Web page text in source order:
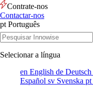
Contrate-nos
Contactar-nos
pt Português
Selecionar a língua
en English de Deutsch
Español sv Svenska pt